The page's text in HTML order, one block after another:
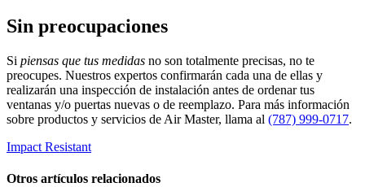
Sin preocupaciones
Si piensas que tus medidas no son totalmente precisas, no te
preocupes. Nuestros expertos confirmarán cada una de ellas y
realizarán una inspección de instalación antes de ordenar tus
ventanas y/o puertas nuevas o de reemplazo. Para más información
sobre productos y servicios de Air Master, llama al (787) 999-0717.
Impact Resistant
​Otros artículos relacionados